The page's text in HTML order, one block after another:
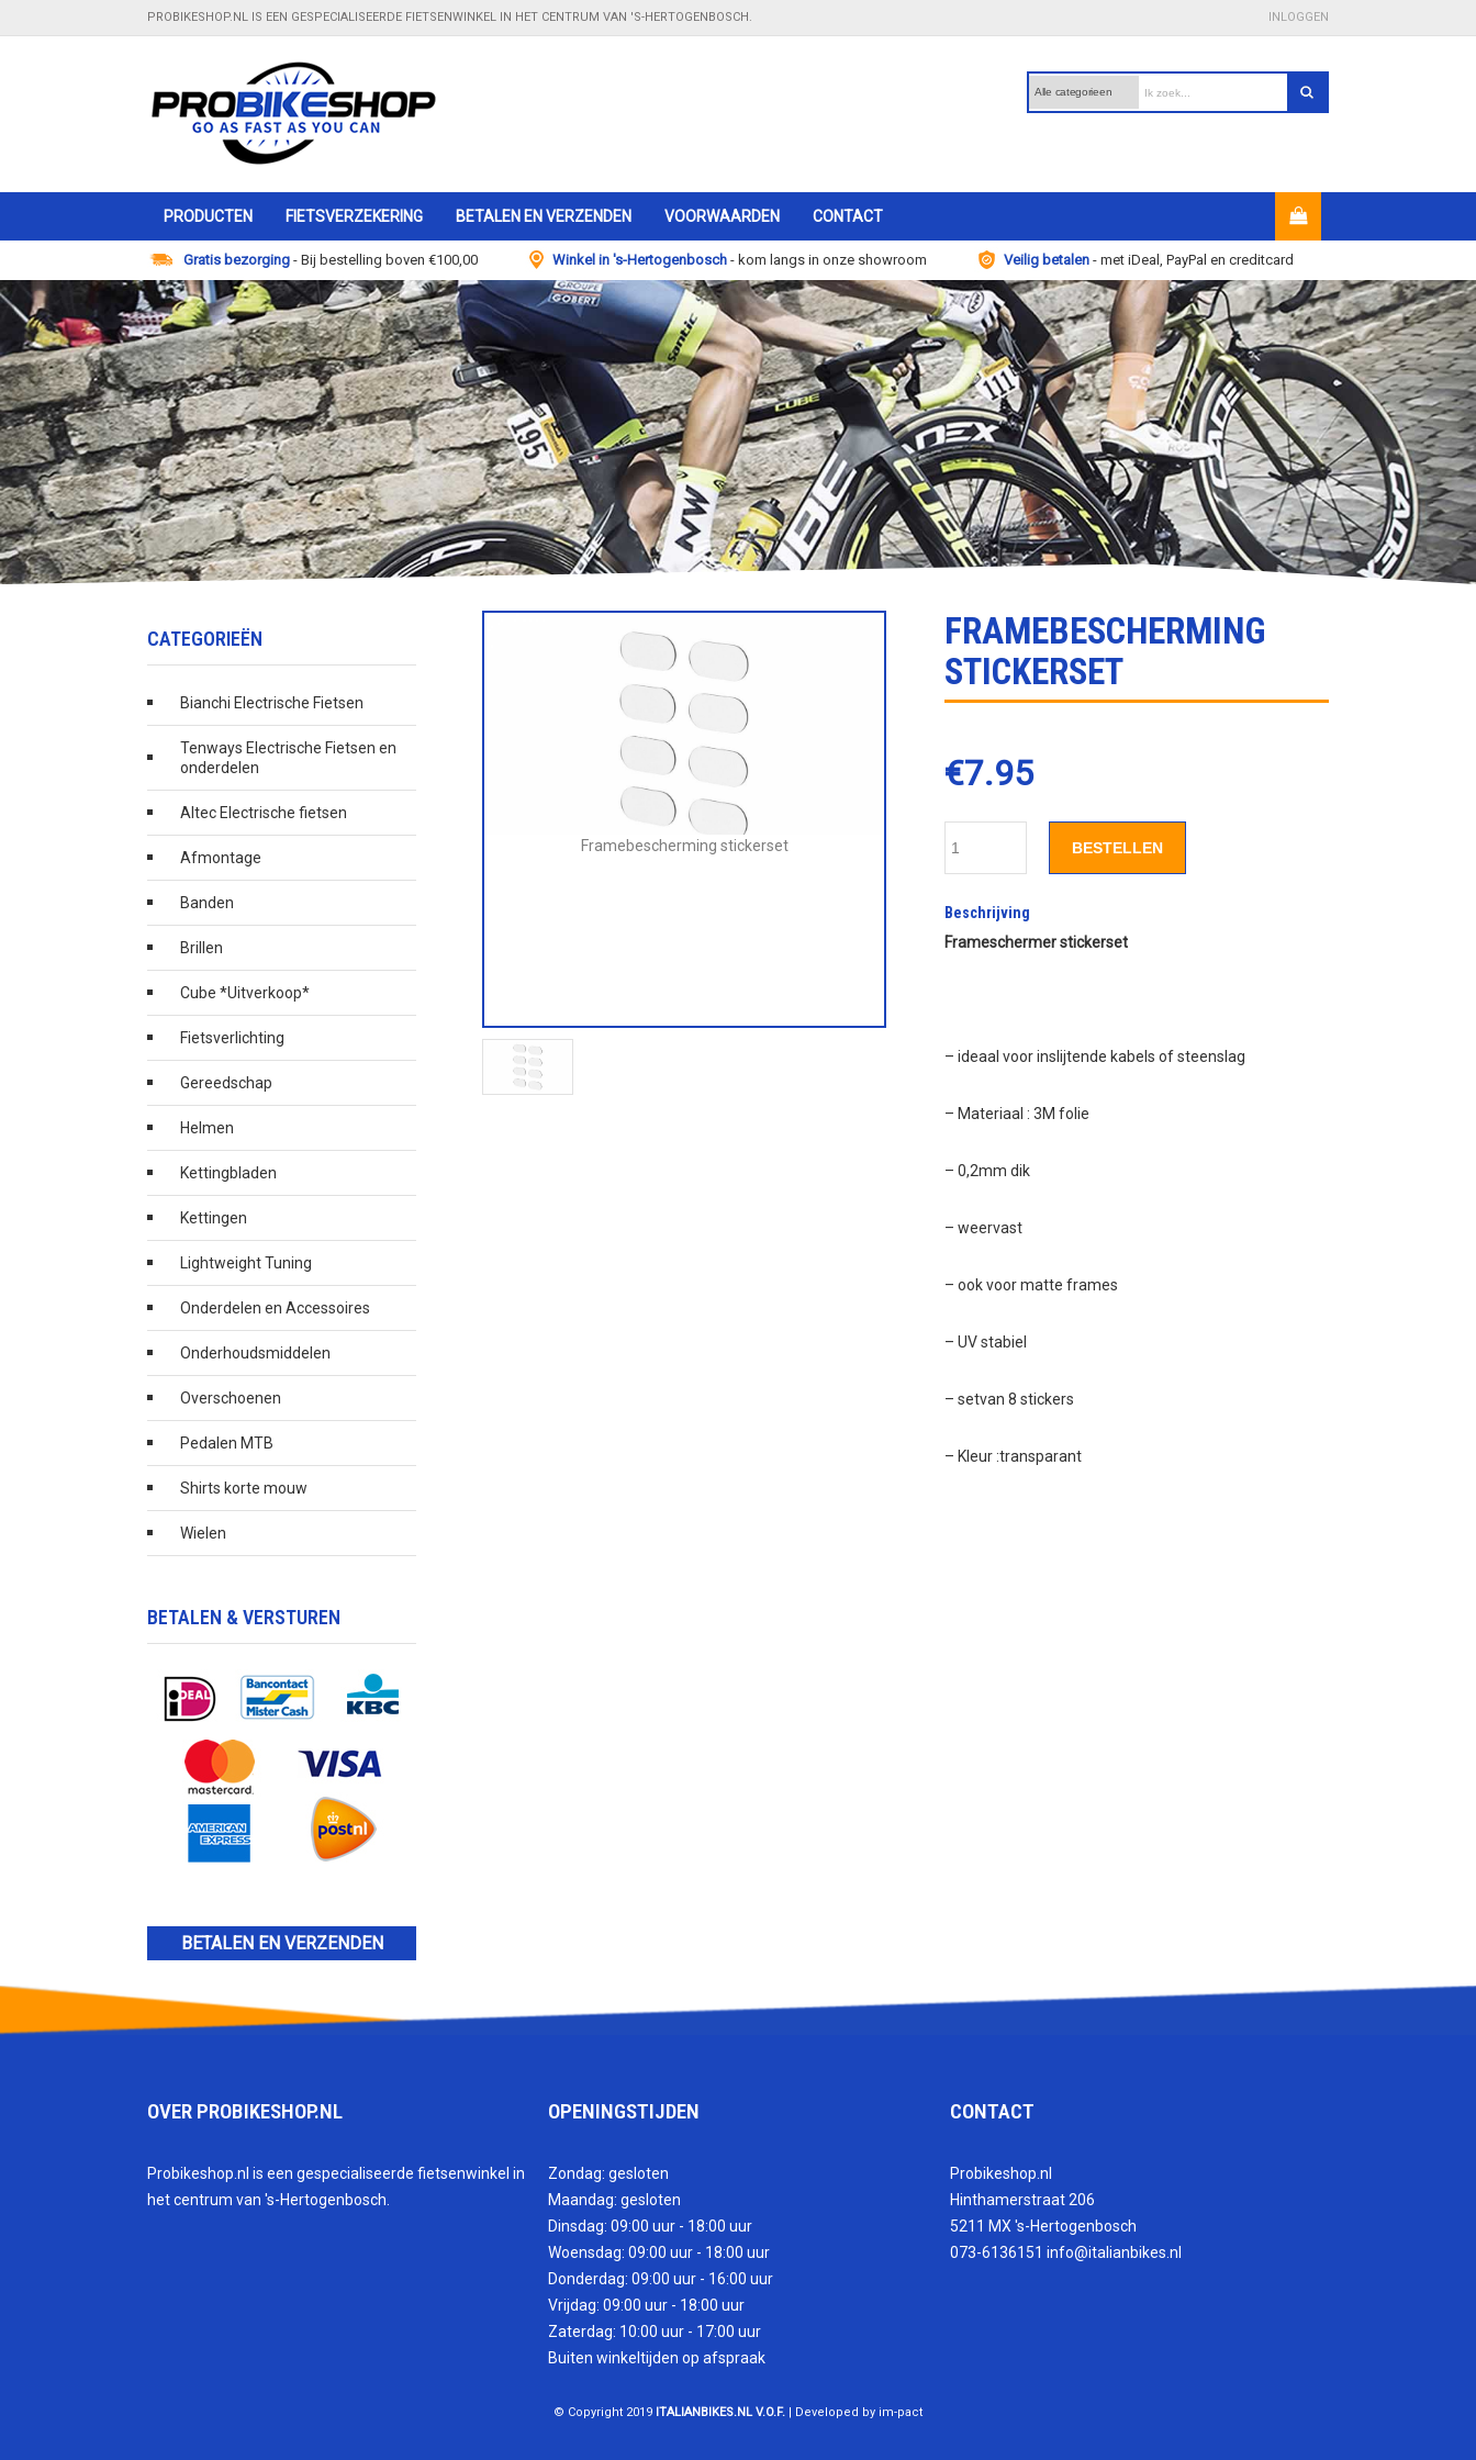
PROBIKESHOP.NL IS EEN GESPECIALISEERDE FIETSENWINKEL IN HET CENTRUM VAN 'S-HERTOGENBOSCH. INLOGGEN
PRODUCTEN FIETSVERZEKERING BETALEN EN VERZENDEN VOORWAARDEN CONTACT
Gratis bezorging - Bij bestelling boven €100,00 Winkel in 's-Hertogenbosch - kom langs in onze showroom Veilig betalen - met iDeal, PayPal en creditcard
Framebescherming stickerset
FRAMEBESCHERMING
STICKERSET
€7.95
BESTELLEN
Beschrijving
Frameschermer stickerset
– ideaal voor inslijtende kabels of steenslag
– Materiaal : 3M folie
– 0,2mm dik
– weervast
– ook voor matte frames
– UV stabiel
– setvan 8 stickers
– Kleur :transparant
CATEGORIEËN
Bianchi Electrische Fietsen
Tenways Electrische Fietsen en
onderdelen
Altec Electrische fietsen
Afmontage
Banden
Brillen
Cube *Uitverkoop*
Fietsverlichting
Gereedschap
Helmen
Kettingbladen
Kettingen
Lightweight Tuning
Onderdelen en Accessoires
Onderhoudsmiddelen
Overschoenen
Pedalen MTB
Shirts korte mouw
Wielen
BETALEN & VERSTUREN
BETALEN EN VERZENDEN
OVER PROBIKESHOP.NL
Probikeshop.nl is een gespecialiseerde fietsenwinkel in
het centrum van 's-Hertogenbosch.
OPENINGSTIJDEN
Zondag: gesloten
Maandag: gesloten
Dinsdag: 09:00 uur - 18:00 uur
Woensdag: 09:00 uur - 18:00 uur
Donderdag: 09:00 uur - 16:00 uur
Vrijdag: 09:00 uur - 18:00 uur
Zaterdag: 10:00 uur - 17:00 uur
Buiten winkeltijden op afspraak
CONTACT
Probikeshop.nl
Hinthamerstraat 206
5211 MX 's-Hertogenbosch
073-6136151 info@italianbikes.nl
© Copyright 2019 ITALIANBIKES.NL V.O.F. | Developed by im-pact